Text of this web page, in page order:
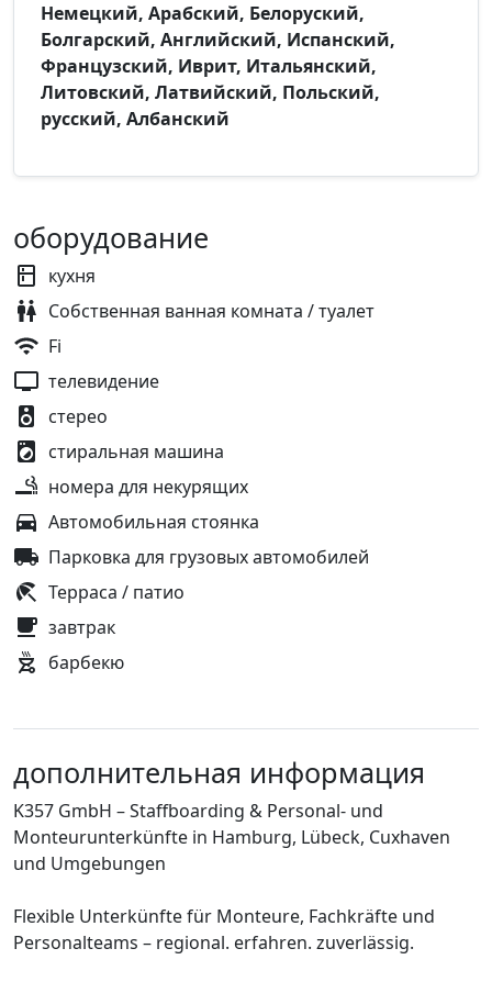
Немецкий, Арабский, Белоруский,
Болгарский, Английский, Испанский,
Французский, Иврит, Итальянский,
Литовский, Латвийский, Польский,
русский, Албанский
оборудование
кухня
Собственная ванная комната / туалет
Fi
телевидение
стерео
стиральная машина
номера для некурящих
Автомобильная стоянка
Парковка для грузовых автомобилей
Терраса / патио
завтрак
барбекю
дополнительная информация
K357 GmbH – Staffboarding & Personal- und
Monteurunterkünfte in Hamburg, Lübeck, Cuxhaven
und Umgebungen
Flexible Unterkünfte für Monteure, Fachkräfte und
Personalteams – regional. erfahren. zuverlässig.